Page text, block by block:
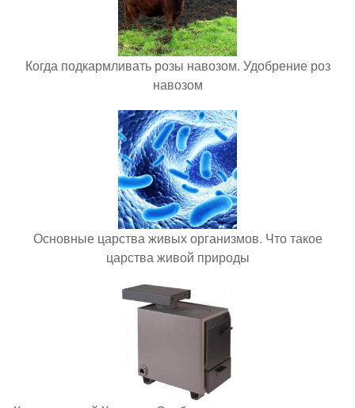
Когда подкармливать розы навозом. Удобрение роз
навозом
Основные царства живых организмов. Что такое
царства живой природы